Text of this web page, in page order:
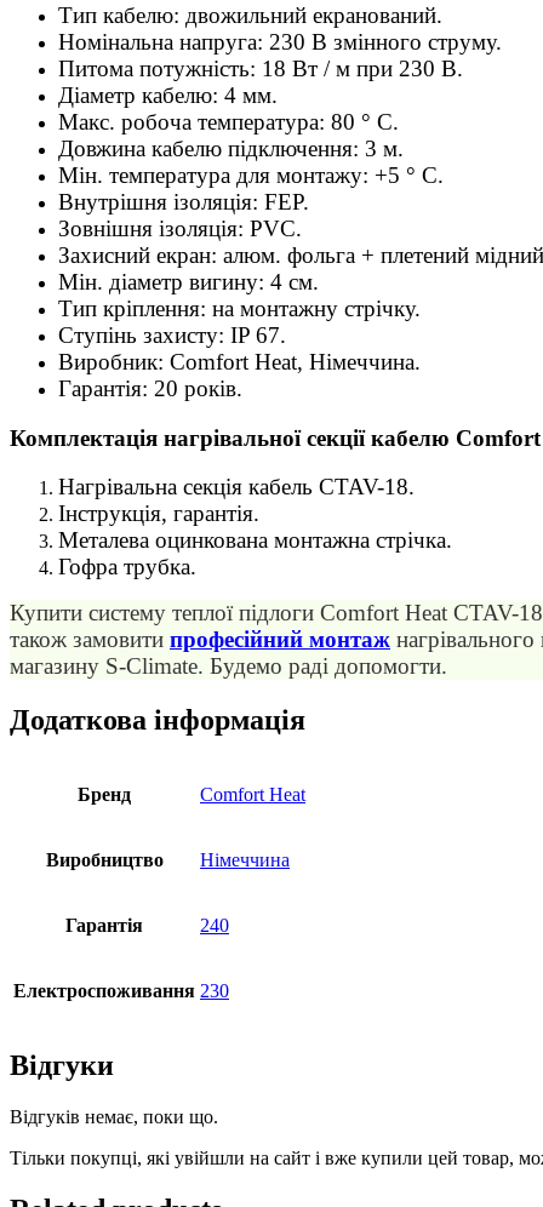
Тип кабелю: двожильний екранований.
Номінальна напруга: 230 В змінного струму.
Питома потужність: 18 Вт / м при 230 В.
Діаметр кабелю: 4 мм.
Макс. робоча температура: 80 ° C.
Довжина кабелю підключення: 3 м.
Мін. температура для монтажу: +5 ° C.
Внутрішня ізоляція: FEP.
Зовнішня ізоляція: PVC.
Захисний екран: алюм. фольга + плетений
Мін. діаметр вигину: 4 см.
Тип кріплення: на монтажну стрічку.
Ступінь захисту: IP 67.
Виробник: Comfort Heat, Німеччина.
Гарантія: 20 років.
Комплектація нагрівальної секції кабелю
Нагрівальна секція кабель CTAV-18.
Інструкція, гарантія.
Металева оцинкована монтажна стрічка.
Гофра трубка.
Купити систему теплої підлоги Comfort Heat
також замовити професійний монтаж
магазину S-Climate. Будемо раді допомогти.
Додаткова інформація
Бренд Comfort Heat
Виробництво Німеччина
Гарантія 240
Електроспоживання 230
Відгуки
Відгуків немає, поки що.
Тільки покупці, які увійшли на сайт і вже купили цей товар,